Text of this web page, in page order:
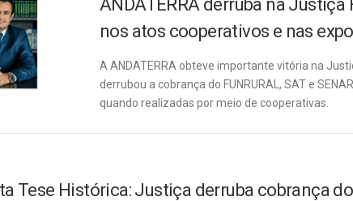
ANDATERRA derruba na Justiça
nos atos cooperativos e nas
A ANDATERRA obteve importante vitória na
derrubou a cobrança do FUNRURAL, SAT e
quando realizadas por meio de cooperativas.
Tese Histórica: Justiça derruba cobrança